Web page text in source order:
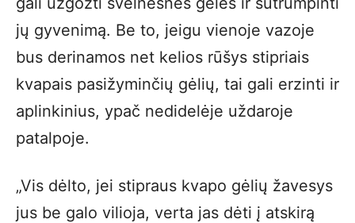
jų gyvenimą. Be to, jeigu vienoje vazoje
bus derinamos net kelios rūšys stipriais
kvapais pasižyminčių gėlių, tai gali erzinti ir
aplinkinius, ypač nedidelėje uždaroje
patalpoje.
„Vis dėlto, jei stipraus kvapo gėlių žavesys
jus be galo vilioja, verta jas dėti į atskirą